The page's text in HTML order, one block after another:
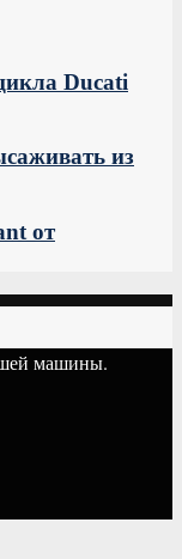
Ducati
из
от
машины.